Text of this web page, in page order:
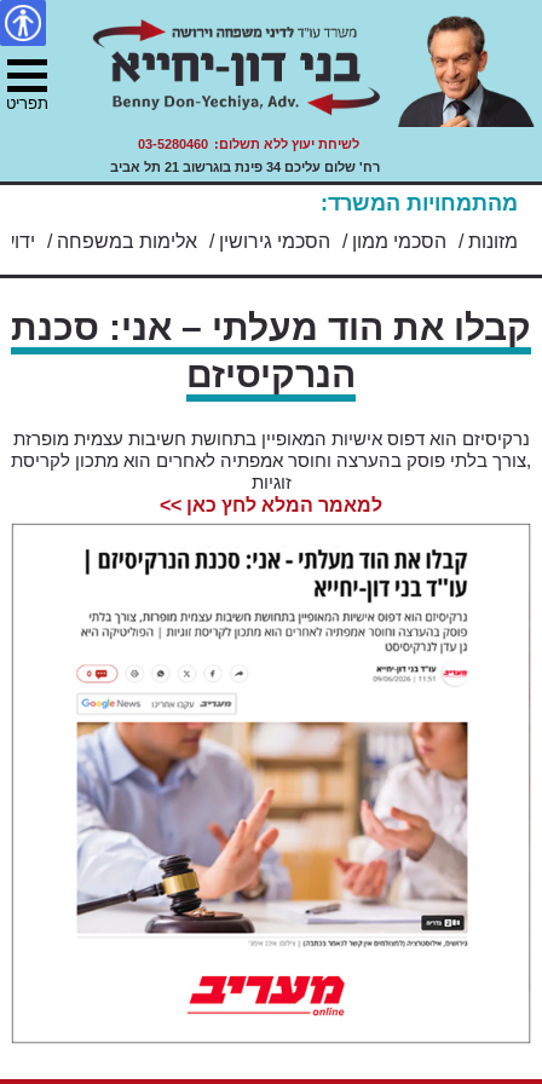
עו"ד בני דון יחייא
דיני משפחה, ירושה ועזבונות.
נגישות
content
לשיחת יעוץ ללא תשלום: 03-5280460
רח' שלום עליכם 34 פינת בוגרשוב 21 תל אביב
מהתמחויות המשרד:
מזונות/ הסכמי ממון / הסכמי גירושין / אלימות במשפחה /
קבלו את הוד מעלתי – אני: סכנת
הנרקיסיזם
נרקיסיזם הוא דפוס אישיות המאופיין בתחושת חשיבות עצמית מופרזת
,צורך בלתי פוסק בהערצה וחוסר אמפתיה לאחרים הוא מתכון לקריסת
זוגיות
למאמר המלא לחץ כאן >>
תפריט